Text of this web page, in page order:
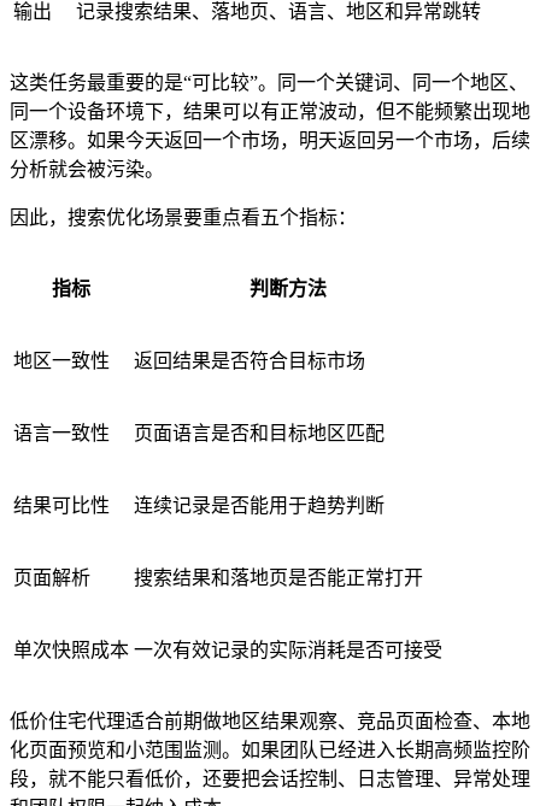
输出 记录搜索结果、落地页、语言、地区和异常跳转
这类任务最重要的是“可比较”。同一个关键词、同一个地区、
同一个设备环境下，结果可以有正常波动，但不能频繁出现地
区漂移。如果今天返回一个市场，明天返回另一个市场，后续
分析就会被污染。
因此，搜索优化场景要重点看五个指标：
指标 判断方法
地区一致性 返回结果是否符合目标市场
语言一致性 页面语言是否和目标地区匹配
结果可比性 连续记录是否能用于趋势判断
页面解析 搜索结果和落地页是否能正常打开
单次快照成本 一次有效记录的实际消耗是否可接受
低价住宅代理适合前期做地区结果观察、竞品页面检查、本地
化页面预览和小范围监测。如果团队已经进入长期高频监控阶
段，就不能只看低价，还要把会话控制、日志管理、异常处理